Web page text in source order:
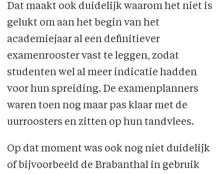
Dat maakt ook duidelijk waarom het niet is
gelukt om aan het begin van het
academiejaar al een definitiever
examenrooster vast te leggen, zodat
studenten wel al meer indicatie hadden
voor hun spreiding. De examenplanners
waren toen nog maar pas klaar met de
uurroosters en zitten op hun tandvlees.
Op dat moment was ook nog niet duidelijk
of bijvoorbeeld de Brabanthal in gebruik